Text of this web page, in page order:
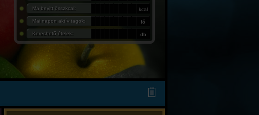
Ma bevitt összkcal: kcal
Mai napon aktív tagok: fő
Kereshető ételek: db